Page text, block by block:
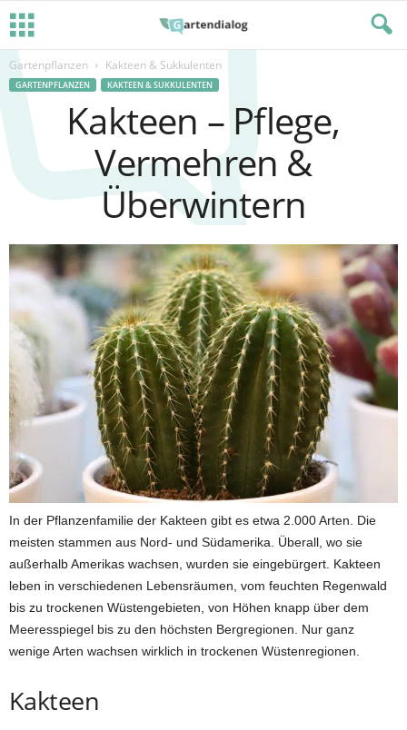
Gartenpflanzen Kakteen & Sukkulenten
GARTENPFLANZEN KAKTEEN & SUKKULENTEN
Kakteen – Pflege,
Vermehren &
Überwintern
In der Pflanzenfamilie der Kakteen gibt es etwa 2.000 Arten. Die
meisten stammen aus Nord- und Südamerika. Überall, wo sie
außerhalb Amerikas wachsen, wurden sie eingebürgert. Kakteen
leben in verschiedenen Lebensräumen, vom feuchten Regenwald
bis zu trockenen Wüstengebieten, von Höhen knapp über dem
Meeresspiegel bis zu den höchsten Bergregionen. Nur ganz
wenige Arten wachsen wirklich in trockenen Wüstenregionen.
Kakteen